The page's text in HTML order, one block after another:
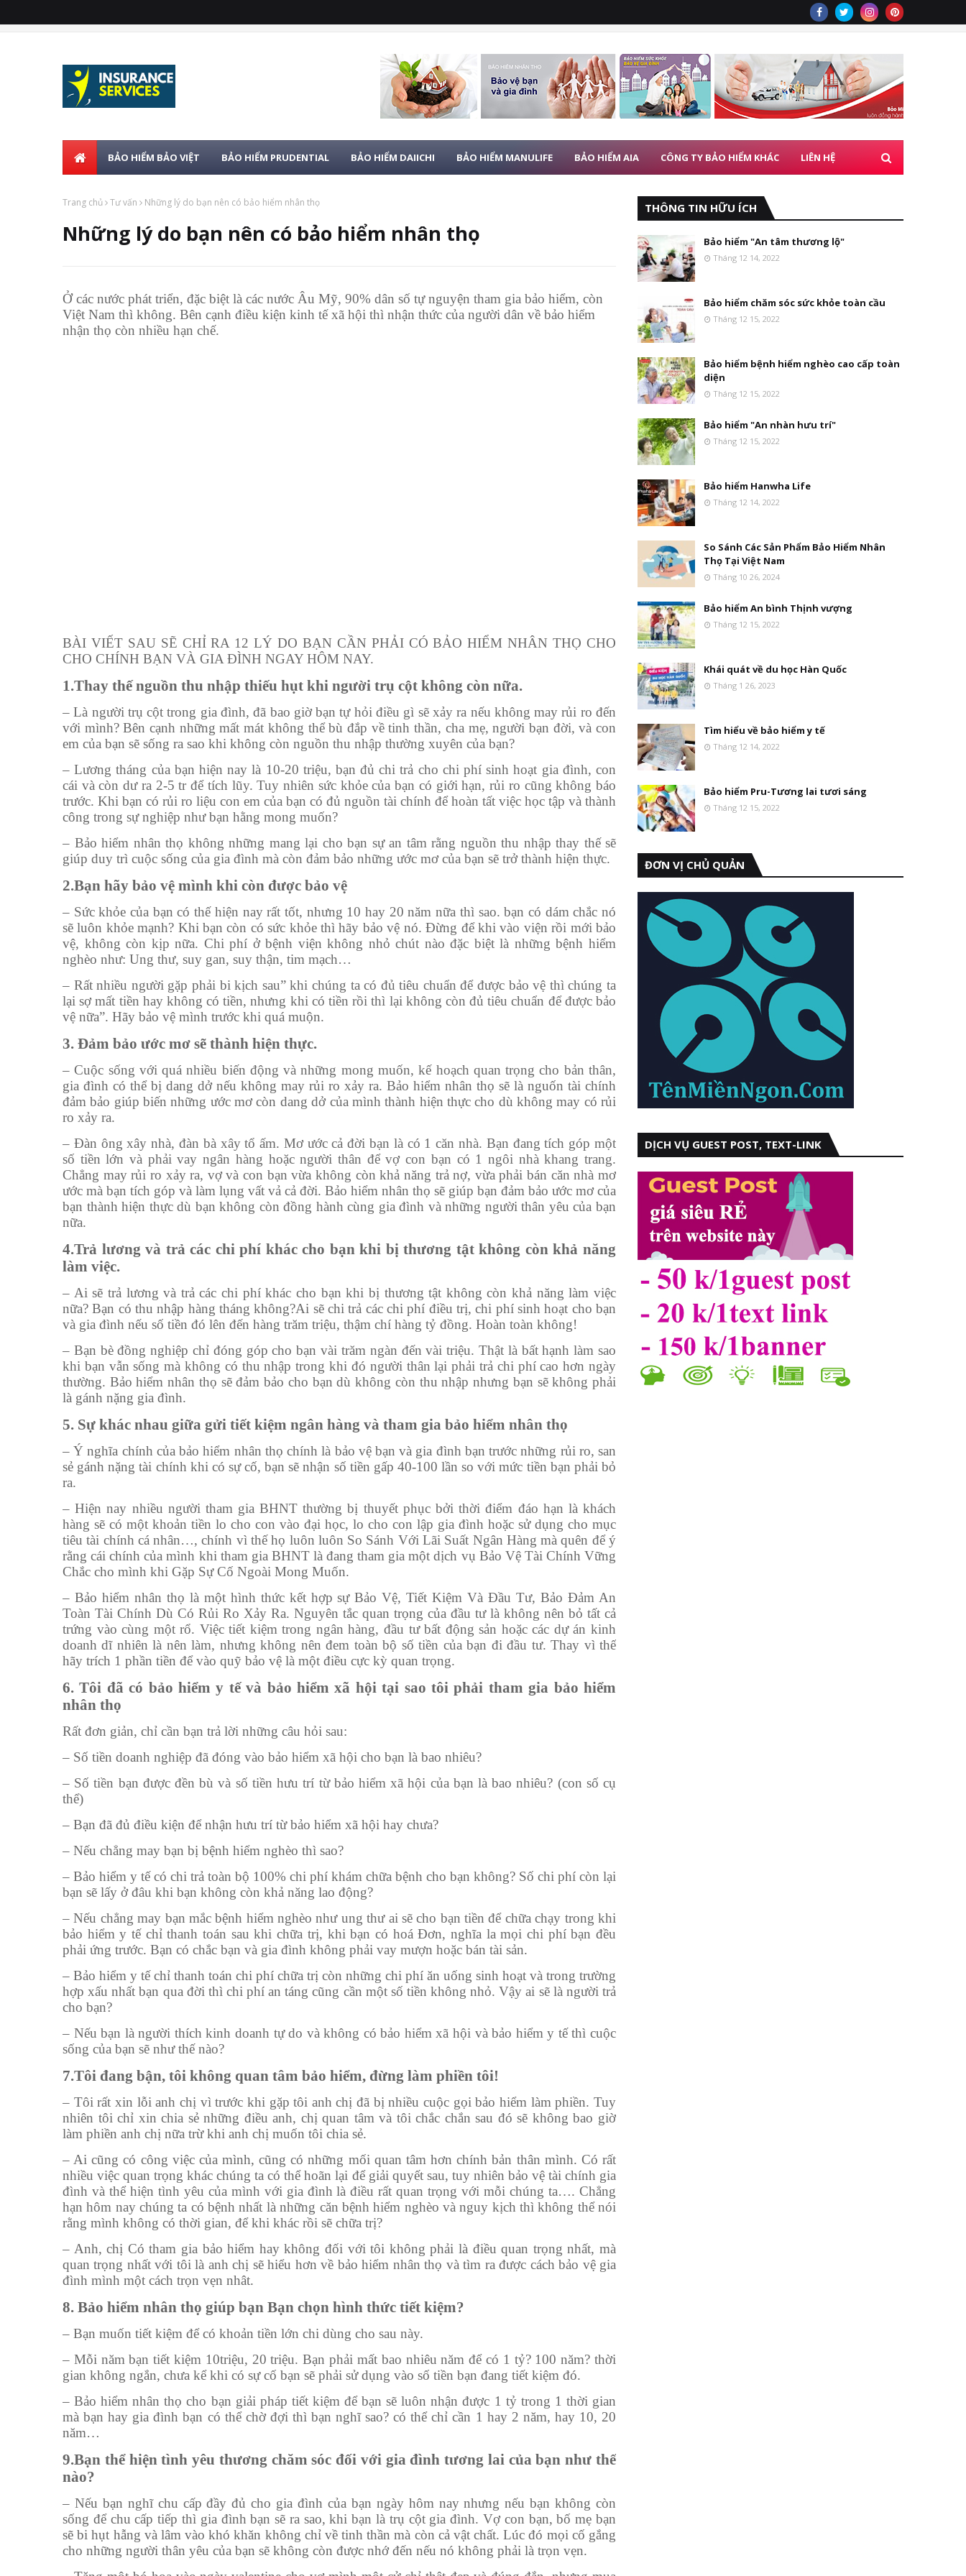
BẢO HIỂM BẢO VIỆT BẢO HIỂM PRUDENTIAL BẢO HIỂM DAIICHI BẢO HIỂM MANULIFE BẢO HIỂM AIA CÔNG TY BẢO HIỂM KHÁC LIÊN HỆ
Trang chủ Tư vấn Những lý do bạn nên có bảo hiểm nhân thọ
Những lý do bạn nên có bảo hiểm nhân thọ
Ở các nước phát triển, đặc biệt là các nước Âu Mỹ, 90% dân số tự nguyện tham gia bảo hiểm, còn
Việt Nam thì không. Bên cạnh điều kiện kinh tế xã hội thì nhận thức của người dân về bảo hiểm
nhận thọ còn nhiều hạn chế.
BÀI VIẾT SAU SẼ CHỈ RA 12 LÝ DO BẠN CẦN PHẢI CÓ BẢO HIỂM NHÂN THỌ CHO
CHO CHÍNH BẠN VÀ GIA ĐÌNH NGAY HÔM NAY.
1.Thay thế nguồn thu nhập thiếu hụt khi người trụ cột không còn nữa.
– Là người trụ cột trong gia đình, đã bao giờ bạn tự hỏi điều gì sẽ xảy ra nếu không may rủi ro đến
với mình? Bên cạnh những mất mát không thể bù đắp về tinh thần, cha mẹ, người bạn đời, và con
em của bạn sẽ sống ra sao khi không còn nguồn thu nhập thường xuyên của bạn?
– Lương tháng của bạn hiện nay là 10-20 triệu, bạn đủ chi trả cho chi phí sinh hoạt gia đình, con
cái và còn dư ra 2-5 tr để tích lũy. Tuy nhiên sức khỏe của bạn có giới hạn, rủi ro cũng không báo
trước. Khi bạn có rủi ro liệu con em của bạn có đủ nguồn tài chính để hoàn tất việc học tập và thành
công trong sự nghiệp như bạn hằng mong muốn?
– Bảo hiểm nhân thọ không những mang lại cho bạn sự an tâm rằng nguồn thu nhập thay thế sẽ
giúp duy trì cuộc sống của gia đình mà còn đảm bảo những ước mơ của bạn sẽ trở thành hiện thực.
2.Bạn hãy bảo vệ mình khi còn được bảo vệ
– Sức khỏe của bạn có thế hiện nay rất tốt, nhưng 10 hay 20 năm nữa thì sao. bạn có dám chắc nó
sẽ luôn khỏe mạnh? Khi bạn còn có sức khỏe thì hãy bảo vệ nó. Đừng để khi vào viện rồi mới bảo
vệ, không còn kịp nữa. Chi phí ở bệnh viện không nhỏ chút nào đặc biệt là những bệnh hiểm
nghèo như: Ung thư, suy gan, suy thận, tim mạch…
– Rất nhiều người gặp phải bi kịch sau” khi chúng ta có đủ tiêu chuẩn để được bảo vệ thì chúng ta
lại sợ mất tiền hay không có tiền, nhưng khi có tiền rồi thì lại không còn đủ tiêu chuẩn để được bảo
vệ nữa”. Hãy bảo vệ mình trước khi quá muộn.
3. Đảm bảo ước mơ sẽ thành hiện thực.
– Cuộc sống với quá nhiều biến động và những mong muốn, kế hoạch quan trọng cho bản thân,
gia đình có thể bị dang dở nếu không may rủi ro xảy ra. Bảo hiểm nhân thọ sẽ là nguốn tài chính
đảm bảo giúp biến những ước mơ còn dang dở của mình thành hiện thực cho dù không may có rủi
ro xảy ra.
– Đàn ông xây nhà, đàn bà xây tổ ấm. Mơ ước cả đời bạn là có 1 căn nhà. Bạn đang tích góp một
số tiền lớn và phải vay ngân hàng hoặc người thân để vợ con bạn có 1 ngôi nhà khang trang.
Chẳng may rủi ro xảy ra, vợ và con bạn vừa không còn khả năng trả nợ, vừa phải bán căn nhà mơ
ước mà bạn tích góp và làm lụng vất vả cả đời. Bảo hiểm nhân thọ sẽ giúp bạn đảm bảo ước mơ của
bạn thành hiện thực dù bạn không còn đồng hành cùng gia đình và những người thân yêu của bạn
nữa.
4.Trả lương và trả các chi phí khác cho bạn khi bị thương tật không còn khả năng
làm việc.
– Ai sẽ trả lương và trả các chi phí khác cho bạn khi bị thương tật không còn khả năng làm việc
nữa? Bạn có thu nhập hàng tháng không?Ai sẽ chi trả các chi phí điều trị, chi phí sinh hoạt cho bạn
và gia đình nếu số tiền đó lên đến hàng trăm triệu, thậm chí hàng tỷ đồng. Hoàn toàn không!
– Bạn bè đồng nghiệp chỉ đóng góp cho bạn vài trăm ngàn đến vài triệu. Thật là bất hạnh làm sao
khi bạn vẫn sống mà không có thu nhập trong khi đó người thân lại phải trả chi phí cao hơn ngày
thường. Bảo hiểm nhân thọ sẽ đảm bảo cho bạn dù không còn thu nhập nhưng bạn sẽ không phải
là gánh nặng gia đình.
5. Sự khác nhau giữa gửi tiết kiệm ngân hàng và tham gia bảo hiểm nhân thọ
– Ý nghĩa chính của bảo hiểm nhân thọ chính là bảo vệ bạn và gia đình bạn trước những rủi ro, san
sẻ gánh nặng tài chính khi có sự cố, bạn sẽ nhận số tiền gấp 40-100 lần so với mức tiền bạn phải bỏ
ra.
– Hiện nay nhiều người tham gia BHNT thường bị thuyết phục bởi thời điểm đáo hạn là khách
hàng sẽ có một khoản tiền lo cho con vào đại học, lo cho con lập gia đình hoặc sử dụng cho mục
tiêu tài chính cá nhân…, chính vì thế họ luôn luôn So Sánh Với Lãi Suất Ngân Hàng mà quên để ý
rằng cái chính của mình khi tham gia BHNT là đang tham gia một dịch vụ Bảo Vệ Tài Chính Vững
Chắc cho mình khi Gặp Sự Cố Ngoài Mong Muốn.
– Bảo hiểm nhân thọ là một hình thức kết hợp sự Bảo Vệ, Tiết Kiệm Và Đầu Tư, Bảo Đảm An
Toàn Tài Chính Dù Có Rủi Ro Xảy Ra. Nguyên tắc quan trọng của đầu tư là không nên bỏ tất cả
trứng vào cùng một rổ. Việc tiết kiệm trong ngân hàng, đầu tư bất động sản hoặc các dự án kinh
doanh dĩ nhiên là nên làm, nhưng không nên đem toàn bộ số tiền của bạn đi đầu tư. Thay vì thế
hãy trích 1 phần tiền để vào quỹ bảo vệ là một điều cực kỳ quan trọng.
6. Tôi đã có bảo hiểm y tế và bảo hiểm xã hội tại sao tôi phải tham gia bảo hiểm
nhân thọ
Rất đơn giản, chỉ cần bạn trả lời những câu hỏi sau:
– Số tiền doanh nghiệp đã đóng vào bảo hiểm xã hội cho bạn là bao nhiêu?
– Số tiền bạn được đền bù và số tiền hưu trí từ bảo hiểm xã hội của bạn là bao nhiêu? (con số cụ
thể)
– Bạn đã đủ điều kiện để nhận hưu trí từ bảo hiểm xã hội hay chưa?
– Nếu chẳng may bạn bị bệnh hiểm nghèo thì sao?
– Bảo hiểm y tế có chi trả toàn bộ 100% chi phí khám chữa bệnh cho bạn không? Số chi phí còn lại
bạn sẽ lấy ở đâu khi bạn không còn khả năng lao động?
– Nếu chẳng may bạn mắc bệnh hiểm nghèo như ung thư ai sẽ cho bạn tiền để chữa chạy trong khi
bảo hiểm y tế chỉ thanh toán sau khi chữa trị, khi bạn có hoá Đơn, nghĩa la mọi chi phí bạn đều
phải ứng trước. Bạn có chắc bạn và gia đình không phải vay mượn hoặc bán tài sản.
– Bảo hiểm y tế chỉ thanh toán chi phí chữa trị còn những chi phí ăn uống sinh hoạt và trong trường
hợp xấu nhất bạn qua đời thì chi phí an táng cũng cần một số tiền không nhỏ. Vậy ai sẽ là người trả
cho bạn?
– Nếu bạn là người thích kinh doanh tự do và không có bảo hiểm xã hội và bảo hiểm y tế thì cuộc
sống của bạn sẽ như thế nào?
7.Tôi đang bận, tôi không quan tâm bảo hiểm, đừng làm phiền tôi!
– Tôi rất xin lỗi anh chị vì trước khi gặp tôi anh chị đã bị nhiều cuộc gọi bảo hiểm làm phiền. Tuy
nhiên tôi chỉ xin chia sẻ những điều anh, chị quan tâm và tôi chắc chắn sau đó sẽ không bao giờ
làm phiền anh chị nữa trừ khi anh chị muốn tôi chia sẻ.
– Ai cũng có công việc của mình, cũng có những mối quan tâm hơn chính bản thân mình. Có rất
nhiều việc quan trọng khác chúng ta có thể hoãn lại để giải quyết sau, tuy nhiên bảo vệ tài chính gia
đình và thể hiện tình yêu của mình với gia đình là điều rất quan trọng với mỗi chúng ta…. Chẳng
hạn hôm nay chúng ta có bệnh nhất là những căn bệnh hiểm nghèo và nguy kịch thì không thể nói
rằng mình không có thời gian, để khi khác rồi sẽ chữa trị?
– Anh, chị Có tham gia bảo hiểm hay không đối với tôi không phải là điều quan trọng nhất, mà
quan trọng nhất với tôi là anh chị sẽ hiểu hơn về bảo hiểm nhân thọ và tìm ra được cách bảo vệ gia
đình mình một cách trọn vẹn nhât.
8. Bảo hiểm nhân thọ giúp bạn Bạn chọn hình thức tiết kiệm?
– Bạn muốn tiết kiệm để có khoản tiền lớn chi dùng cho sau này.
– Mỗi năm bạn tiết kiệm 10triệu, 20 triệu. Bạn phải mất bao nhiêu năm để có 1 tỷ? 100 năm? thời
gian không ngắn, chưa kể khi có sự cố bạn sẽ phải sử dụng vào số tiền bạn đang tiết kiệm đó.
– Bảo hiểm nhân thọ cho bạn giải pháp tiết kiệm để bạn sẽ luôn nhận được 1 tỷ trong 1 thời gian
mà bạn hay gia đình bạn có thể chờ đợi thì bạn nghĩ sao? có thể chỉ cần 1 hay 2 năm, hay 10, 20
năm…
9.Bạn thể hiện tình yêu thương chăm sóc đối với gia đình tương lai của bạn như thế
nào?
– Nếu bạn nghĩ chu cấp đầy đủ cho gia đình của bạn ngày hôm nay nhưng nếu bạn không còn
sống để chu cấp tiếp thì gia đình bạn sẽ ra sao, khi bạn là trụ cột gia đình. Vợ con bạn, bố mẹ bạn
sẽ bi hụt hẫng và lâm vào khó khăn không chỉ về tinh thần mà còn cả vật chất. Lúc đó mọi cố gắng
cho những người thân yêu của bạn sẽ không còn được nhớ đến nếu nó không phải là trọn vẹn.
THÔNG TIN HỮU ÍCH
Bảo hiểm "An tâm thương lộ"
Tháng 12 14, 2022
Bảo hiểm chăm sóc sức khỏe toàn cầu
Tháng 12 15, 2022
Bảo hiểm bệnh hiểm nghèo cao cấp toàn
diện
Tháng 12 15, 2022
Bảo hiểm "An nhàn hưu trí"
Tháng 12 15, 2022
Bảo hiểm Hanwha Life
Tháng 12 14, 2022
So Sánh Các Sản Phẩm Bảo Hiểm Nhân
Thọ Tại Việt Nam
Tháng 10 26, 2024
Bảo hiểm An bình Thịnh vượng
Tháng 12 15, 2022
Khái quát về du học Hàn Quốc
Tháng 1 26, 2023
Tìm hiểu về bảo hiểm y tế
Tháng 12 14, 2022
Bảo hiểm Pru-Tương lai tươi sáng
Tháng 12 15, 2022
ĐƠN VỊ CHỦ QUẢN
DỊCH VỤ GUEST POST, TEXT-LINK